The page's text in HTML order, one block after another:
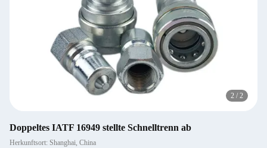
2 / 2
Doppeltes IATF 16949 stellte Schnelltrenn ab
Herkunftsort: Shanghai, China